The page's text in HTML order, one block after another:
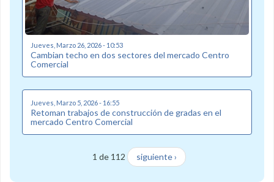
Jueves, Marzo 26, 2026 - 10:53
Cambian techo en dos sectores del mercado Centro
Comercial
Jueves, Marzo 5, 2026 - 16:55
Retoman trabajos de construcción de gradas en el
mercado Centro Comercial
1 de 112 siguiente ›